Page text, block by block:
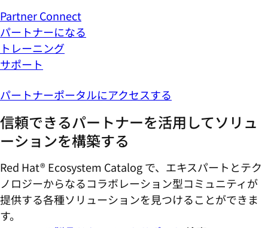
Partner Connect
パートナーになる
トレーニング
サポート
パートナーポータルにアクセスする
信頼できるパートナーを活用してソリュ
ーションを構築する
Red Hat® Ecosystem Catalog で、エキスパートとテク
ノロジーからなるコラボレーション型コミ​ュニティが
提供する各種ソリューションを見つけることができま
す。